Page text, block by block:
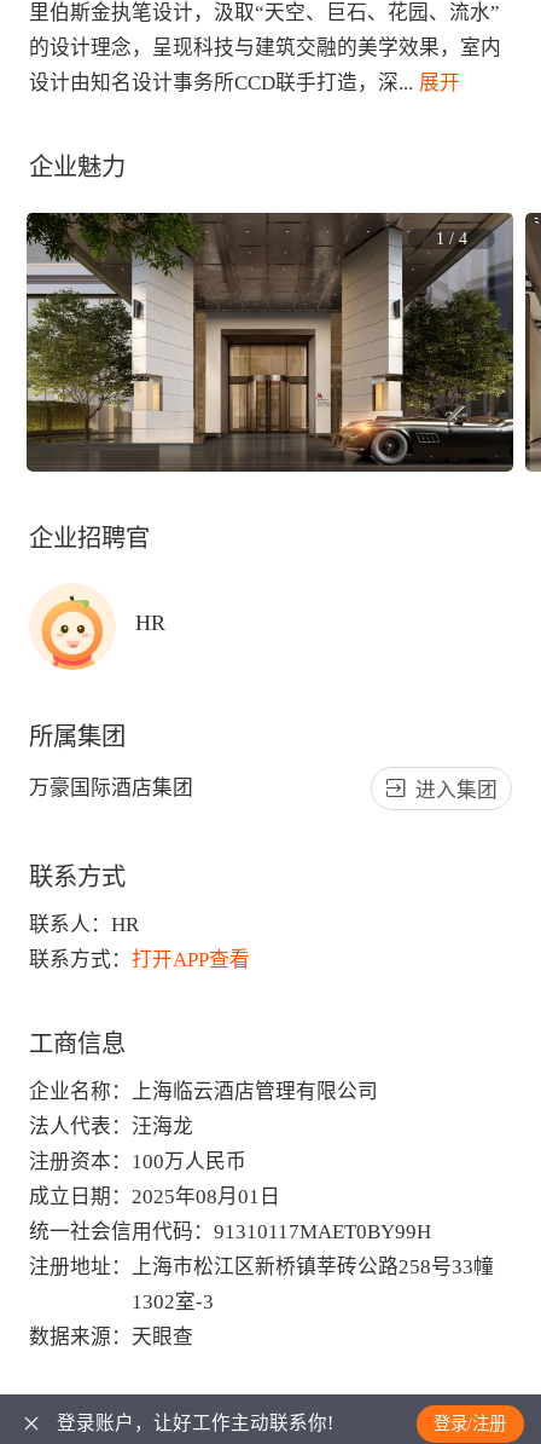
里伯斯金执笔设计，汲取“天空、巨石、花园、流水”
的设计理念，呈现科技与建筑交融的美学效果，室内
设计由知名设计事务所CCD联手打造，深... 展开
企业魅力
1/ 4
企业招聘官
HR
所属集团
万豪国际酒店集团 进入集团
联系方式
联系人： HR
联系方式： 打开APP查看
工商信息
企业名称 ： 上海临云酒店管理有限公司
法人代表 ： 汪海龙
注册资本 ： 100万人民币
成立日期 ： 2025年08月01日
统一社会信用代码 ： 91310117MAET0BY99H
注册地址 ： 上海市松江区新桥镇莘砖公路258号33幢
1302室-3
数据来源 ： 天眼查
登录账户，让好工作主动联系你! 登录/注册